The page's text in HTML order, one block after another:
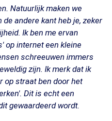
Natuurlijk maken we
de andere kant heb je, zeker
Ik ben me ervan
op internet een kleine
schreeuwen immers
zijn. Ik merk dat ik
op straat ben door het
Dit is echt een
gewaardeerd wordt.